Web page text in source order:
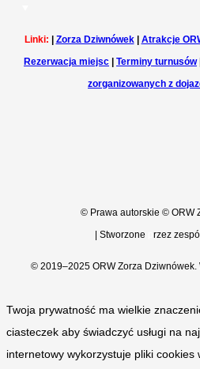
Linki: Zorza Dziwnówek Atrakcje
Rezerwacja miejsc
Terminy turnusów
zorganizowanych z
© Prawa autorskie © ORW
Stworzone rzez
© 2019–2025 ORW Zorza
Twoja prywatność ma wielkie
ciasteczek aby świadczyć usługi na
internetowy wykorzystuje pliki